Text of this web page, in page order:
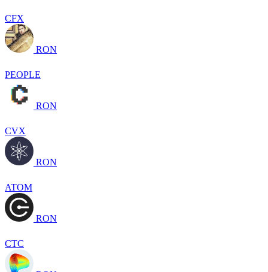
CFX
RON
PEOPLE
RON
CVX
RON
ATOM
RON
CTC